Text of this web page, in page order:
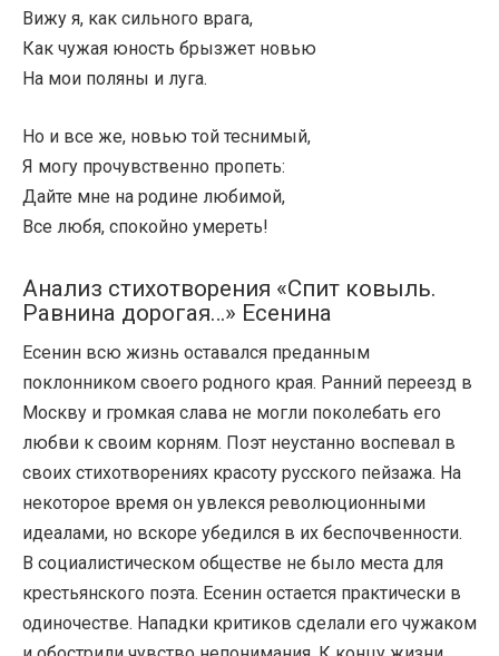
Вижу я, как сильного врага,
Как чужая юность брызжет новью
На мои поляны и луга.
Но и все же, новью той теснимый,
Я могу прочувственно пропеть:
Дайте мне на родине любимой,
Все любя, спокойно умереть!
Анализ стихотворения «Спит ковыль.
Равнина дорогая…» Есенина
Есенин всю жизнь оставался преданным
поклонником своего родного края. Ранний переезд в
Москву и громкая слава не могли поколебать его
любви к своим корням. Поэт неустанно воспевал в
своих стихотворениях красоту русского пейзажа. На
некоторое время он увлекся революционными
идеалами, но вскоре убедился в их беспочвенности.
В социалистическом обществе не было места для
крестьянского поэта. Есенин остается практически в
одиночестве. Нападки критиков сделали его чужаком